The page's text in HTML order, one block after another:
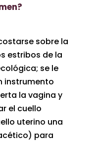
sobre la
estribos de la
se le
instrumento
la vagina y
el cuello
uterino una
para